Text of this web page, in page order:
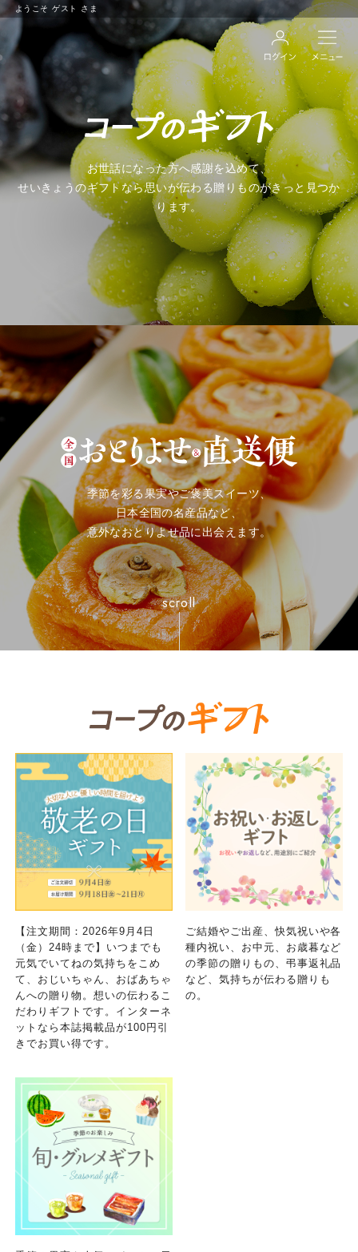
ようこそ ゲスト さま
お世話になった方へ感謝を込めて、
せいきょうのギフトなら思いが伝わる贈りものがきっと見つか
ります。
季節を彩る果実やご褒美スイーツ、
日本全国の名産品など、
意外なおとりよせ品に出会えます。
scroll
【注文期間：2026年9月4日
（金）24時まで】いつまでも
元気でいてねの気持ちをこめ
て、おじいちゃん、おばあちゃ
んへの贈り物。想いの伝わるこ
だわりギフトです。インターネ
ットなら本誌掲載品が100円引
きでお買い得です。
ご結婚やご出産、快気祝いや各
種内祝い、お中元、お歳暮など
の季節の贈りもの、弔事返礼品
など、気持ちが伝わる贈りも
の。
ご利用約款（ご利用規約・ご利
用規程）について
このサイトは7つの生協から業務委託を受けて、
コープきんき事業連合が運営しています。ご自
確認のうえ、ご利用ください。なお、クチコミ
投稿については、利用約款の細則として規定さ
れています。
個人情報保護方針について
このサイトは7つの生協から業務委託を受けて、
コープきんき事業連合が運営しています。お預
かりしている個人情報については、コープ事業
連合、ならびに各生協の「個人情報保護方針」
おこなっています。
コープ事業連合、ならびに各生協の「個人情報
保護方針」については各生協のボタンをクリッ
クしてご確認ください。
特定商取引法に基づく表記につ
いて
このサイトは7つの生協から業務委託を受けて、
コープきんき事業連合が運営しています。販売
各生協の「特定商取引法に基づく表記につい
て」については各生協のボタンをクリックして
ご確認ください。